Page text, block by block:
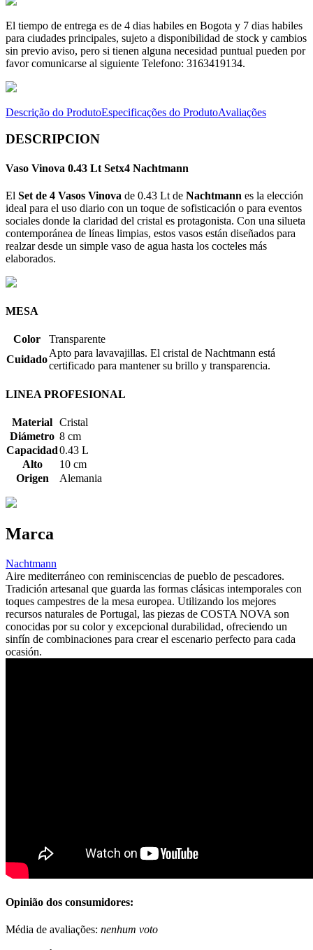
El tiempo de entrega es de 4 dias habiles en Bogota y 7 dias habiles
para ciudades principales, sujeto a disponibilidad de stock y cambios
sin previo aviso, pero si tienen alguna necesidad puntual pueden por
favor comunicarse al siguiente Telefono: 3163419134.
Descrição do ProdutoEspecificações do ProdutoAvaliações
DESCRIPCION
Vaso Vinova 0.43 Lt Setx4 Nachtmann
El Set de 4 Vasos Vinova de 0.43 Lt de Nachtmann es la elección
ideal para el uso diario con un toque de sofisticación o para eventos
sociales donde la claridad del cristal es protagonista. Con una silueta
contemporánea de líneas limpias, estos vasos están diseñados para
realzar desde un simple vaso de agua hasta los cocteles más
elaborados.
MESA
Color
Transparente
Cuidado
Apto para lavavajillas. El cristal de Nachtmann está
certificado para mantener su brillo y transparencia.
LINEA PROFESIONAL
Material Cristal
Diámetro 8 cm
Capacidad0.43 L
Alto
10 cm
Origen
Alemania
Marca
Nachtmann
Aire mediterráneo con reminiscencias de pueblo de pescadores.
Tradición artesanal que guarda las formas clásicas intemporales con
toques campestres de la mesa europea. Utilizando los mejores
recursos naturales de Portugal, las piezas de COSTA NOVA son
conocidas por su color y excepcional durabilidad, ofreciendo un
sinfín de combinaciones para crear el escenario perfecto para cada
ocasión.
Opinião dos consumidores:
Média de avaliações: nenhum voto